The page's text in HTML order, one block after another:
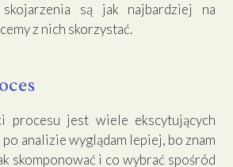
są jak najbardziej na
z nich skorzystać.
procesu jest wiele ekscytujących
po analizie wyglądam lepiej, bo znam
skomponować i co wybrać spośród